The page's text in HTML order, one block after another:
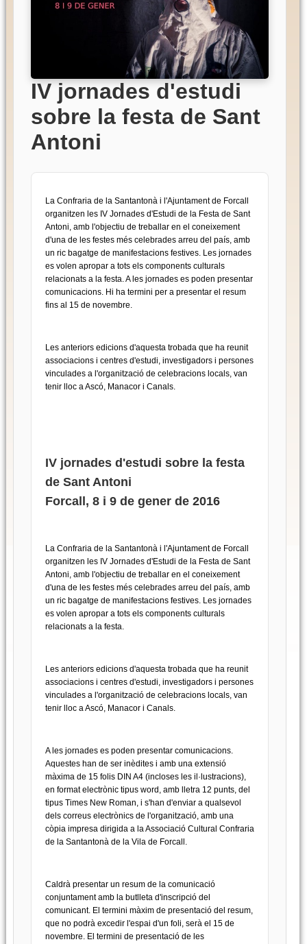
IV jornades d'estudi
sobre la festa de Sant
Antoni
La Confraria de la Santantonà i l'Ajuntament de Forcall
organitzen les IV Jornades d'Estudi de la Festa de Sant
Antoni, amb l'objectiu de treballar en el coneixement
d'una de les festes més celebrades arreu del país, amb
un ric bagatge de manifestacions festives. Les jornades
es volen apropar a tots els components culturals
relacionats a la festa. A les jornades es poden presentar
comunicacions. Hi ha termini per a presentar el resum
fins al 15 de novembre.
Les anteriors edicions d'aquesta trobada que ha reunit
associacions i centres d'estudi, investigadors i persones
vinculades a l'organització de celebracions locals, van
tenir lloc a Ascó, Manacor i Canals.
IV jornades d'estudi sobre la festa
de Sant Antoni
Forcall, 8 i 9 de gener de 2016
La Confraria de la Santantonà i l'Ajuntament de Forcall
organitzen les IV Jornades d'Estudi de la Festa de Sant
Antoni, amb l'objectiu de treballar en el coneixement
d'una de les festes més celebrades arreu del país, amb
un ric bagatge de manifestacions festives. Les jornades
es volen apropar a tots els components culturals
relacionats a la festa.
Les anteriors edicions d'aquesta trobada que ha reunit
associacions i centres d'estudi, investigadors i persones
vinculades a l'organització de celebracions locals, van
tenir lloc a Ascó, Manacor i Canals.
A les jornades es poden presentar comunicacions.
Aquestes han de ser inèdites i amb una extensió
màxima de 15 folis DIN A4 (incloses les il·lustracions),
en format electrònic tipus word, amb lletra 12 punts, del
tipus Times New Roman, i s'han d'enviar a qualsevol
dels correus electrònics de l'organització, amb una
còpia impresa dirigida a la Associació Cultural Confraria
de la Santantonà de la Vila de Forcall.
Caldrà presentar un resum de la comunicació
conjuntament amb la butlleta d'inscripció del
comunicant. El termini màxim de presentació del resum,
que no podrà excedir l'espai d'un foli, serà el 15 de
novembre. El termini de presentació de les